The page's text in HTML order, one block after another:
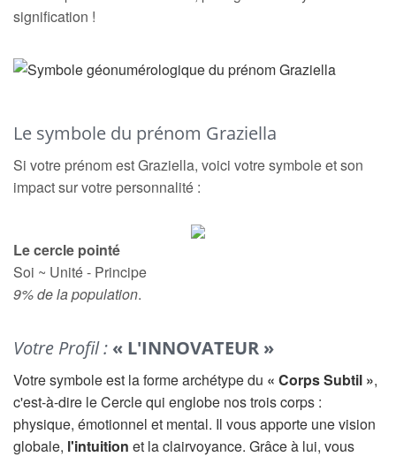
signification !
Le symbole du prénom Graziella
Si votre prénom est Graziella, voici votre symbole et son
impact sur votre personnalité :
Le cercle pointé
Soi ~ Unité - Principe
9% de la population.
Votre Profil : « L'INNOVATEUR »
Votre symbole est la forme archétype du « Corps Subtil »,
c'est-à-dire le Cercle qui englobe nos trois corps :
physique, émotionnel et mental. Il vous apporte une vision
globale, l'intuition et la clairvoyance. Grâce à lui, vous